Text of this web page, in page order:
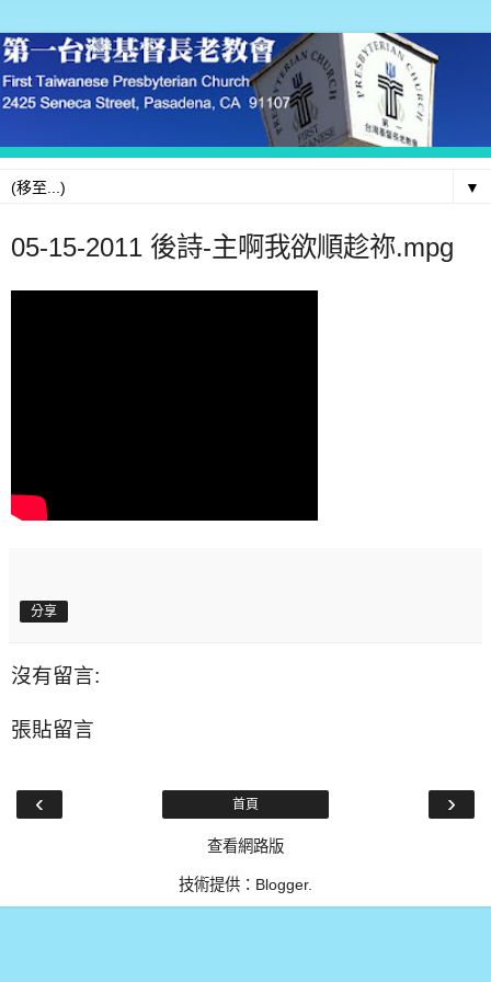
▼
05-15-2011 後詩-主啊我欲順趁祢.mpg
分享
沒有留言:
張貼留言
‹ ›
首頁
查看網路版
技術提供： Blogger.